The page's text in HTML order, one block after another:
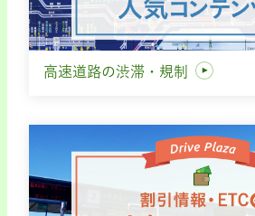
高速道路の渋滞・規制